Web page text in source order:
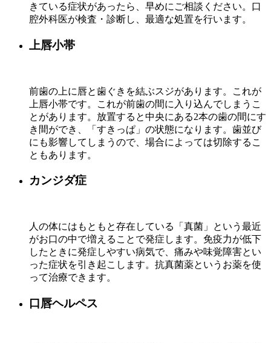
きている症状があったら、早めにご相談ください。口
腔外科医が検査・診断し、最適な処置を行います。
上唇小帯
前歯の上に唇と歯ぐきを結ぶスジがあります。これが
上唇小帯です。これが前歯の間に入り込んでしまうこ
とがあります。放置すると中央にある2本の歯の間にす
き間ができ、「すきっぱ」の状態になります。歯並び
にも影響してしまうので、場合によっては切除するこ
ともあります。
カンジダ症
人の体にはもともと存在している「真菌」という最近
がお口の中で増えることで発症します。免疫力が低下
したときに発症しやすい病気で、痛みや味覚障害とい
った症状を引き起こします。抗真菌薬というお薬を使
って治療できます。
口唇ヘルペス